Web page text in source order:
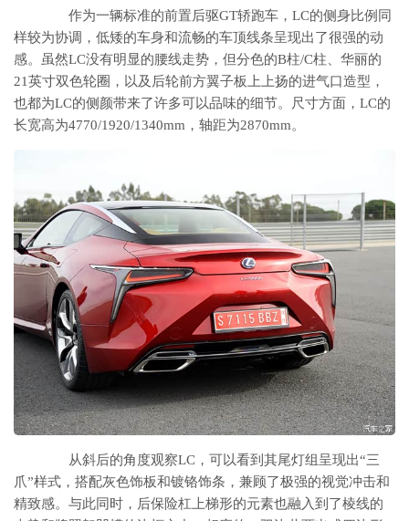
作为一辆标准的前置后驱GT轿跑车，LC的侧身比例同
样较为协调，低矮的车身和流畅的车顶线条呈现出了很强的动
感。虽然LC没有明显的腰线走势，但分色的B柱/C柱、华丽的
21英寸双色轮圈，以及后轮前方翼子板上上扬的进气口造型，
也都为LC的侧颜带来了许多可以品味的细节。尺寸方面，LC的
长宽高为4770/1920/1340mm，轴距为2870mm。
从斜后的角度观察LC，可以看到其尾灯组呈现出“三
爪”样式，搭配灰色饰板和镀铬饰条，兼顾了极强的视觉冲击和
精致感。与此同时，后保险杠上梯形的元素也融入到了棱线的